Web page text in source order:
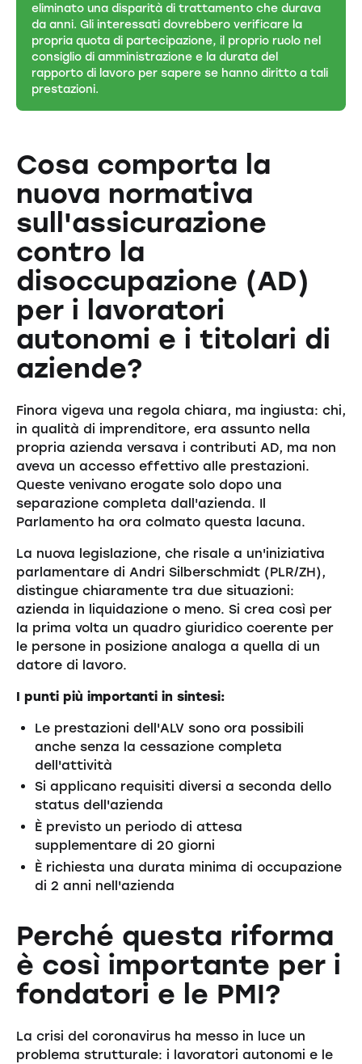
eliminato una disparità di trattamento che durava
da anni. Gli interessati dovrebbero verificare la
propria quota di partecipazione, il proprio ruolo nel
consiglio di amministrazione e la durata del
rapporto di lavoro per sapere se hanno diritto a tali
prestazioni.
Cosa comporta la
nuova normativa
sull'assicurazione
contro la
disoccupazione (AD)
per i lavoratori
autonomi e i titolari di
aziende?
Finora vigeva una regola chiara, ma ingiusta: chi,
in qualità di imprenditore, era assunto nella
propria azienda versava i contributi AD, ma non
aveva un accesso effettivo alle prestazioni.
Queste venivano erogate solo dopo una
separazione completa dall'azienda. Il
Parlamento ha ora colmato questa lacuna.
La nuova legislazione, che risale a un'iniziativa
parlamentare di Andri Silberschmidt (PLR/ZH),
distingue chiaramente tra due situazioni:
azienda in liquidazione o meno. Si crea così per
la prima volta un quadro giuridico coerente per
le persone in posizione analoga a quella di un
datore di lavoro.
I punti più importanti in sintesi:
Le prestazioni dell'ALV sono ora possibili
anche senza la cessazione completa
dell'attività
Si applicano requisiti diversi a seconda dello
status dell'azienda
È previsto un periodo di attesa
supplementare di 20 giorni
È richiesta una durata minima di occupazione
di 2 anni nell'azienda
Perché questa riforma
è così importante per i
fondatori e le PMI?
La crisi del coronavirus ha messo in luce un
problema strutturale: i lavoratori autonomi e le